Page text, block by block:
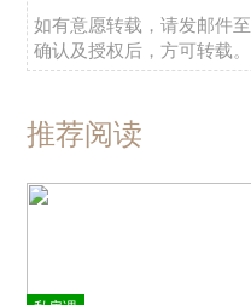
如有意愿转载，请发邮件至
确认及授权后，方可转载。
推荐阅读